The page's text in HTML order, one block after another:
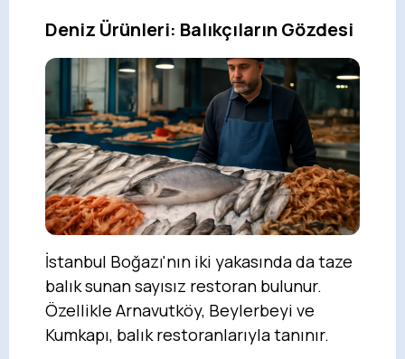
Deniz Ürünleri: Balıkçıların Gözdesi
İstanbul Boğazı'nın iki yakasında da taze
balık sunan sayısız restoran bulunur.
Özellikle Arnavutköy, Beylerbeyi ve
Kumkapı, balık restoranlarıyla tanınır.